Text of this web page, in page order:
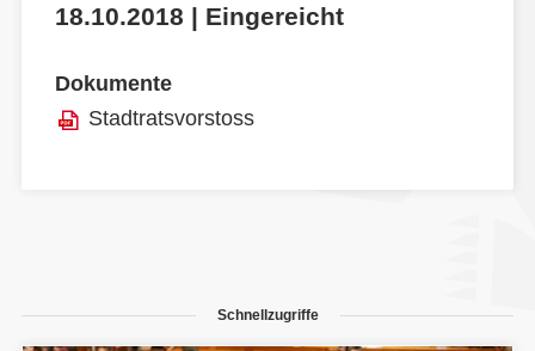
18.10.2018 | Eingereicht
Dokumente
Stadtratsvorstoss
Schnellzugriffe